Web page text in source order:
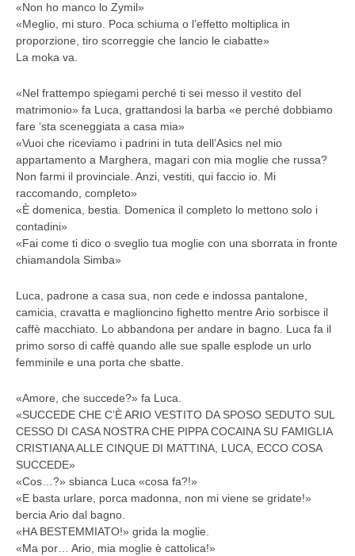
«Non ho manco lo Zymil»
«Meglio, mi sturo. Poca schiuma o l’effetto moltiplica in
proporzione, tiro scorreggie che lancio le ciabatte»
La moka va.
«Nel frattempo spiegami perché ti sei messo il vestito del
matrimonio» fa Luca, grattandosi la barba «e perché dobbiamo
fare ‘sta sceneggiata a casa mia»
«Vuoi che riceviamo i padrini in tuta dell’Asics nel mio
appartamento a Marghera, magari con mia moglie che russa?
Non farmi il provinciale. Anzi, vestiti, qui faccio io. Mi
raccomando, completo»
«È domenica, bestia. Domenica il completo lo mettono solo i
contadini»
«Fai come ti dico o sveglio tua moglie con una sborrata in fronte
chiamandola Simba»
Luca, padrone a casa sua, non cede e indossa pantalone,
camicia, cravatta e maglioncino fighetto mentre Ario sorbisce il
caffè macchiato. Lo abbandona per andare in bagno. Luca fa il
primo sorso di caffè quando alle sue spalle esplode un urlo
femminile e una porta che sbatte.
«Amore, che succede?» fa Luca.
«SUCCEDE CHE C’È ARIO VESTITO DA SPOSO SEDUTO SUL
CESSO DI CASA NOSTRA CHE PIPPA COCAINA SU FAMIGLIA
CRISTIANA ALLE CINQUE DI MATTINA, LUCA, ECCO COSA
SUCCEDE»
«Cos…?» sbianca Luca «cosa fa?!»
«E basta urlare, porca madonna, non mi viene se gridate!»
bercia Ario dal bagno.
«HA BESTEMMIATO!» grida la moglie.
«Ma por… Ario, mia moglie è cattolica!»